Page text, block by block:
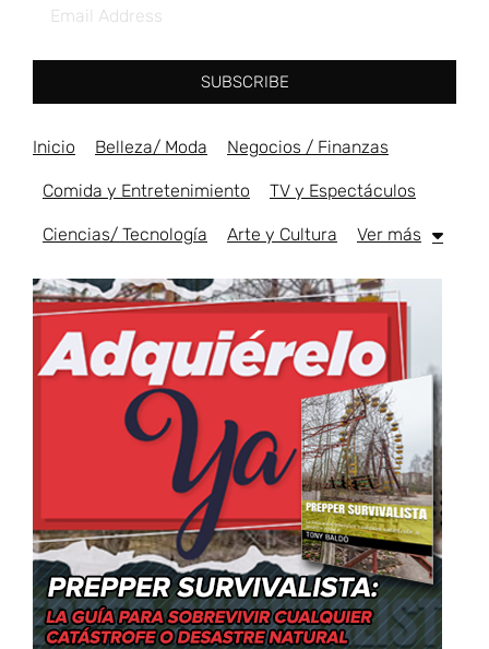
SUBSCRIBE
Inicio Belleza/ Moda Negocios / Finanzas
Comida y Entretenimiento TV y Espectáculos
Ciencias/ Tecnología Arte y Cultura Ver más